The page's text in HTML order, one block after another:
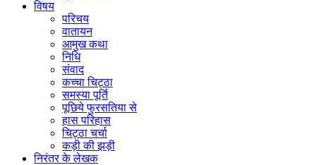
विषय
परिचय
वातायन
आमुख कथा
निधि
संवाद
कच्चा चिट्ठा
समस्या पूर्ति
पूछिये फुरसतिया से
हास परिहास
चिट्ठा चर्चा
कड़ी की झड़ी
निरंतर के लेखक